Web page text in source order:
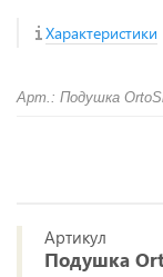
Характеристики
Арт.: Подушка
Артикул
Подушка